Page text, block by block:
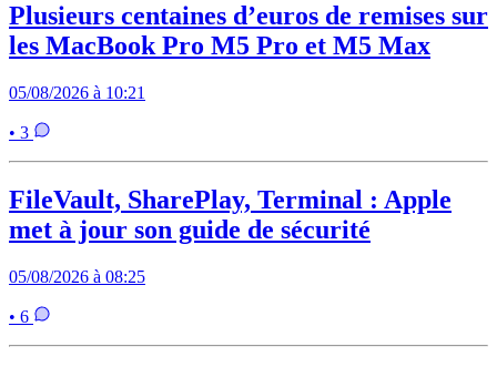
Plusieurs centaines d’euros de remises sur
les MacBook Pro M5 Pro et M5 Max
05/08/2026 à 10:21
• 3
FileVault, SharePlay, Terminal : Apple
met à jour son guide de sécurité
05/08/2026 à 08:25
• 6